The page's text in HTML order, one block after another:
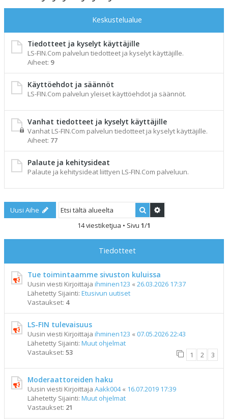
Keskustelualue
Tiedotteet ja kyselyt käyttäjille
LS-FIN.Com palvelun tiedotteet ja kyselyt käyttäjille.
Aiheet: 9
Käyttöehdot ja säännöt
LS-FIN.Com palvelun yleiset käyttöehdot ja säännöt.
Vanhat tiedotteet ja kyselyt käyttäjille
Vanhat LS-FIN.Com palvelun tiedotteet ja kyselyt käyttäjille.
Aiheet: 77
Palaute ja kehitysideat
Palaute ja kehitysideat liittyen LS-FIN.Com palveluun.
Uusi Aihe Etsi
14 viestiketjua • Sivu 1/1
Tiedotteet
Tue toimintaamme sivuston kuluissa
Uusin viesti Kirjoittaja ihminen123 « 26.03.2026 17:37
Lähetetty Sijainti: Etusivun uutiset
Vastaukset: 4
LS-FIN tulevaisuus
Uusin viesti Kirjoittaja ihminen123 « 07.05.2026 22:43
Lähetetty Sijainti: Muut ohjelmat
Vastaukset: 53 1 2 3
Moderaattoreiden haku
Uusin viesti Kirjoittaja Aakk004« 16.07.2019 17:39
Lähetetty Sijainti: Muut ohjelmat
Vastaukset: 21